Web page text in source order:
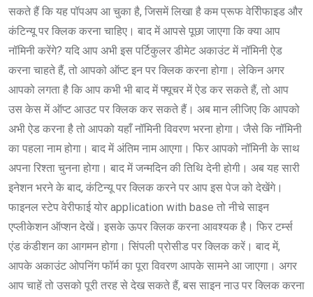
सकते हैं कि यह पॉपअप आ चुका है, जिसमें लिखा है कम प्रूफ वेरीिफाइड और
कंटिन्यू पर क्लिक करना चाहिए। बाद में आपसे पूछा जाएगा कि क्या आप
नॉमिनी करेंगे? यदि आप अभी इस पर्टिकुलर डीमेट अकाउंट में नॉमिनी ऐड
करना चाहते हैं, तो आपको ऑप्ट इन पर क्लिक करना होगा। लेकिन अगर
आपको लगता है कि आप कभी भी बाद में फ्यूचर में ऐड कर सकते हैं, तो आप
उस केस में ऑप्ट आउट पर क्लिक कर सकते हैं। अब मान लीजिए कि आपको
अभी ऐड करना है तो आपको यहाँ नॉमिनी विवरण भरना होगा। जैसे कि नॉमिनी
का पहला नाम होगा। बाद में अंतिम नाम आएगा। फिर आपको नॉमिनी के साथ
अपना रिश्ता चुनना होगा। बाद में जन्मदिन की तिथि देनी होगी। अब यह सारी
इनेशन भरने के बाद, कंटिन्यू पर क्लिक करने पर आप इस पेज को देखेंगे।
फाइनल स्टेप वेरीफाई योर application with base तो नीचे साइन
एप्लीकेशन ऑप्शन देखें। इसके ऊपर क्लिक करना आवश्यक है। फिर टर्म्स
एंड कंडीशन का आगमन होगा। सिंपली प्रोसीड पर क्लिक करें। बाद में,
आपके अकाउंट ओपनिंग फॉर्म का पूरा विवरण आपके सामने आ जाएगा। अगर
आप चाहें तो उसको पूरी तरह से देख सकते हैं, बस साइन नाउ पर क्लिक करना